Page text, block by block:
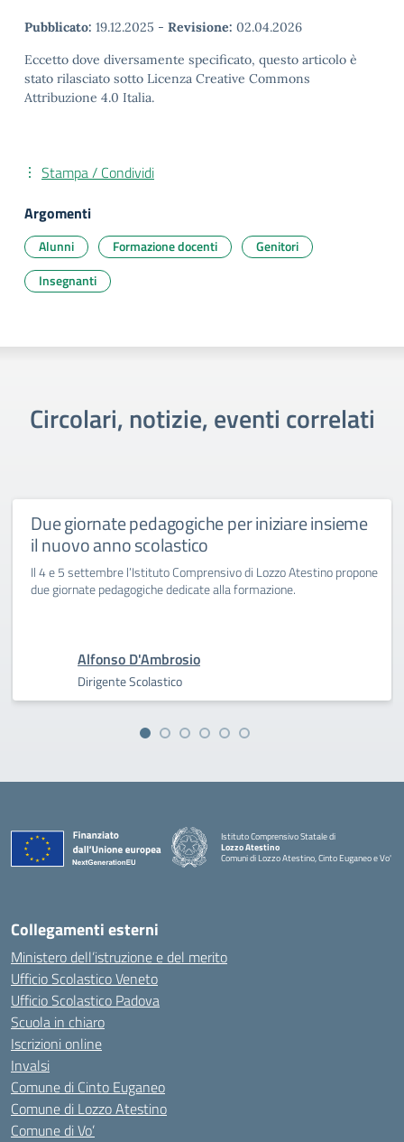
Pubblicato: 19.12.2025 - Revisione: 02.04.2026
Eccetto dove diversamente specificato, questo articolo è
stato rilasciato sotto Licenza Creative Commons
Attribuzione 4.0 Italia.
Stampa / Condividi
Argomenti
Alunni Formazione docenti
Genitori
Insegnanti
Circolari, notizie, eventi correlati
Due giornate pedagogiche per iniziare insieme
il nuovo anno scolastico
Il 4 e 5 settembre l’Istituto Comprensivo di Lozzo Atestino propone
due giornate pedagogiche dedicate alla formazione.
Alfonso D'Ambrosio
Dirigente Scolastico
Istituto Comprensivo Statale di
Lozzo Atestino
Comuni di Lozzo Atestino, Cinto Euganeo e Vo'
— Visita la pagina iniziale della scuola
Collegamenti esterni
Ministero dell’istruzione e del merito
Ufficio Scolastico Veneto
Ufficio Scolastico Padova
Scuola in chiaro
Iscrizioni online
Invalsi
Comune di Cinto Euganeo
Comune di Lozzo Atestino
Comune di Vo’